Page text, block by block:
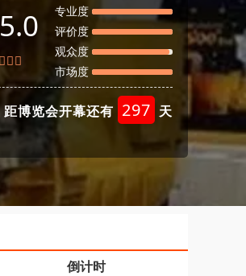
5.0
专业度
评价度
观众度
市场度
距博览会开幕还有 297 天
倒计时